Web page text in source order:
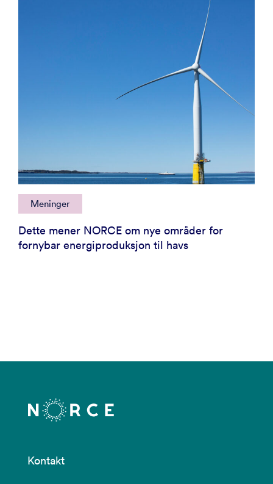
Meninger
Dette mener NORCE om nye områder for
fornybar energiproduksjon til havs
Kontakt